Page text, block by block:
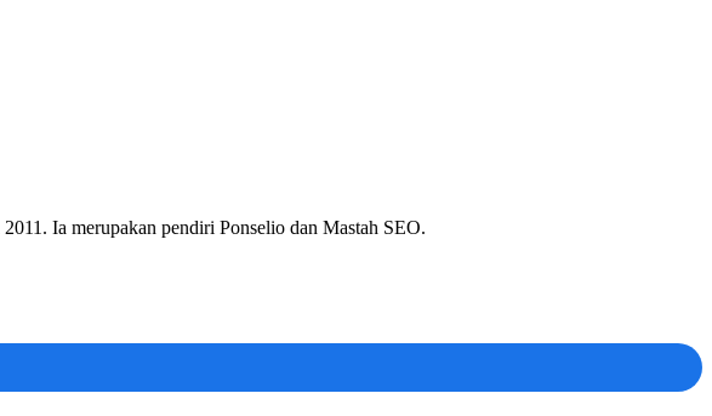
Ia merupakan pendiri Ponselio dan Mastah SEO.